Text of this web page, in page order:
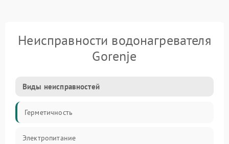
Неисправности водонагревателя
Gorenje
Виды неисправностей
Герметичность
Электропитание